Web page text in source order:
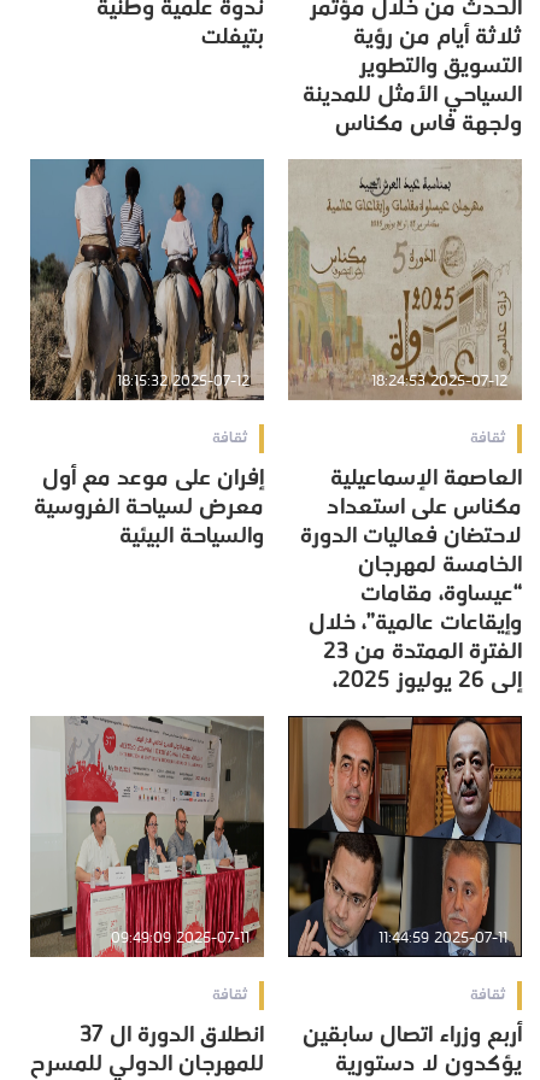
الحدث من خلال مؤتمر
ثلاثة أيام من رؤية
التسويق والتطوير
السياحي الأمثل للمدينة
ولجهة فاس مكناس
ندوة علمية وطنية
بتيفلت
2025-07-12 18:24:53
ثقافة
العاصمة الإسماعيلية
مكناس على استعداد
لاحتضان فعاليات الدورة
الخامسة لمهرجان
“عيساوة، مقامات
وإيقاعات عالمية”، خلال
الفترة الممتدة من 23
إلى 26 يوليوز 2025،
2025-07-12 18:15:32
ثقافة
إفران على موعد مع أول
معرض لسياحة الفروسية
والسياحة البيئية
2025-07-11 11:44:59
ثقافة
أربع وزراء اتصال سابقين
يؤكدون لا دستورية
2025-07-11 09:49:09
ثقافة
انطلاق الدورة ال 37
للمهرجان الدولي للمسرح